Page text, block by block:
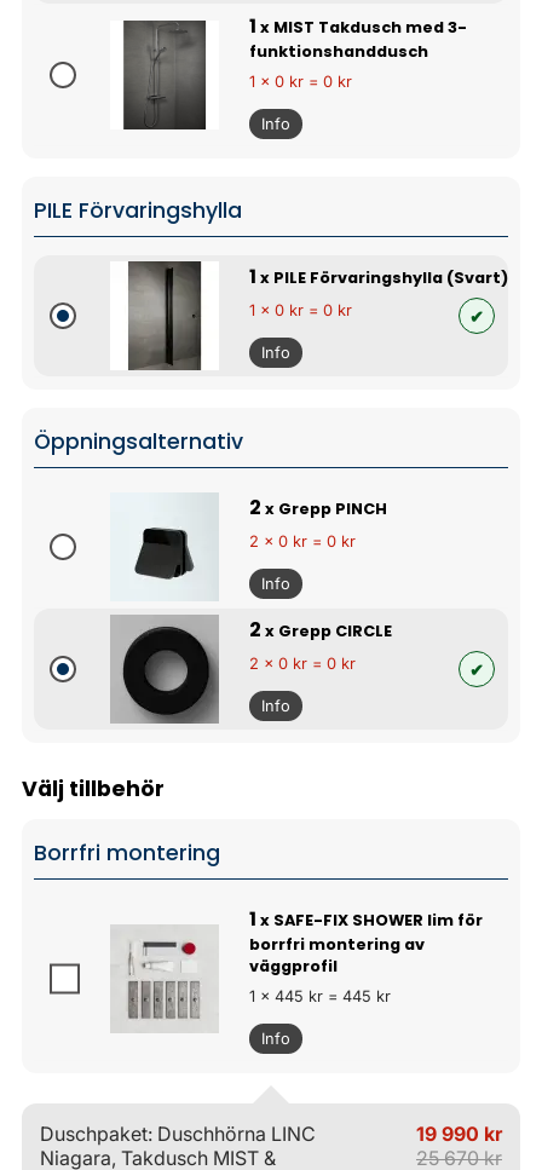
1 x MIST Takdusch med 3-
funktionshanddusch
1 x 0 kr = 0 kr
Info
PILE Förvaringshylla
1 x PILE Förvaringshylla (Svart)
1 x 0 kr = 0 kr
Info
Öppningsalternativ
2 x Grepp PINCH
2 x 0 kr = 0 kr
Info
2 x Grepp CIRCLE
2 x 0 kr = 0 kr
Info
Välj tillbehör
Borrfri montering
1 x SAFE-FIX SHOWER lim för
borrfri montering av
väggprofil
1 x 445 kr = 445 kr
Info
Duschpaket: Duschhörna LINC
Niagara, Takdusch MIST &
19 990 kr
25 670 kr